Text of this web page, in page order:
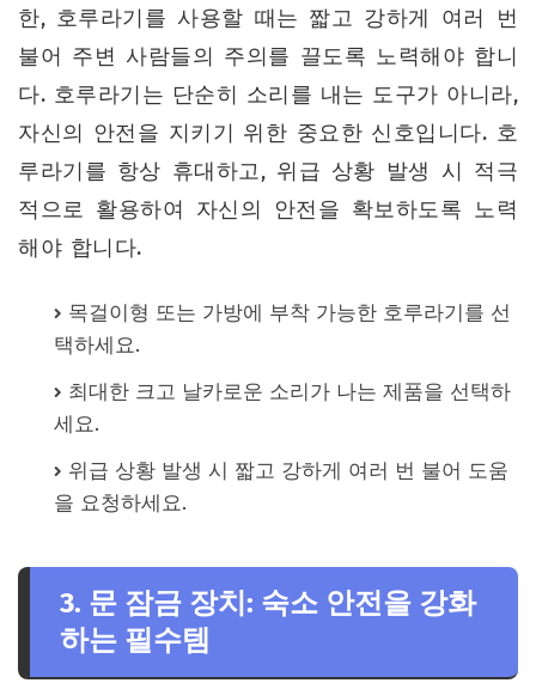
한, 호루라기를 사용할 때는 짧고 강하게 여러 번
불어 주변 사람들의 주의를 끌도록 노력해야 합니
다. 호루라기는 단순히 소리를 내는 도구가 아니라,
자신의 안전을 지키기 위한 중요한 신호입니다. 호
루라기를 항상 휴대하고, 위급 상황 발생 시 적극
적으로 활용하여 자신의 안전을 확보하도록 노력
해야 합니다.
목걸이형 또는 가방에 부착 가능한 호루라기를 선
택하세요.
최대한 크고 날카로운 소리가 나는 제품을 선택하
세요.
위급 상황 발생 시 짧고 강하게 여러 번 불어 도움
을 요청하세요.
3. 문 잠금 장치: 숙소 안전을 강화
하는 필수템